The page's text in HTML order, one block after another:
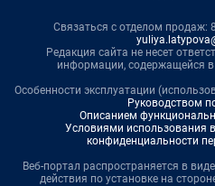
Связаться с отделом продаж:
Редакция сайта не несет
информации, содержащейся
Особенности эксплуатации
Руководством
Описанием
Условиями использования
конфиденциальности
Веб-портал распространяется в
действия по установке на